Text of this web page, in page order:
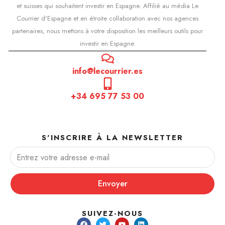
et suisses qui souhaitent investir en Espagne. Affilié au média Le
Courrier d'Espagne et en étroite collaboration avec nos agences
partenaires, nous mettons à votre disposition les meilleurs outils pour
investir en Espagne.
info@lecourrier.es
+34 695 77 53 00
S'INSCRIRE À LA NEWSLETTER
Envoyer
SUIVEZ-NOUS